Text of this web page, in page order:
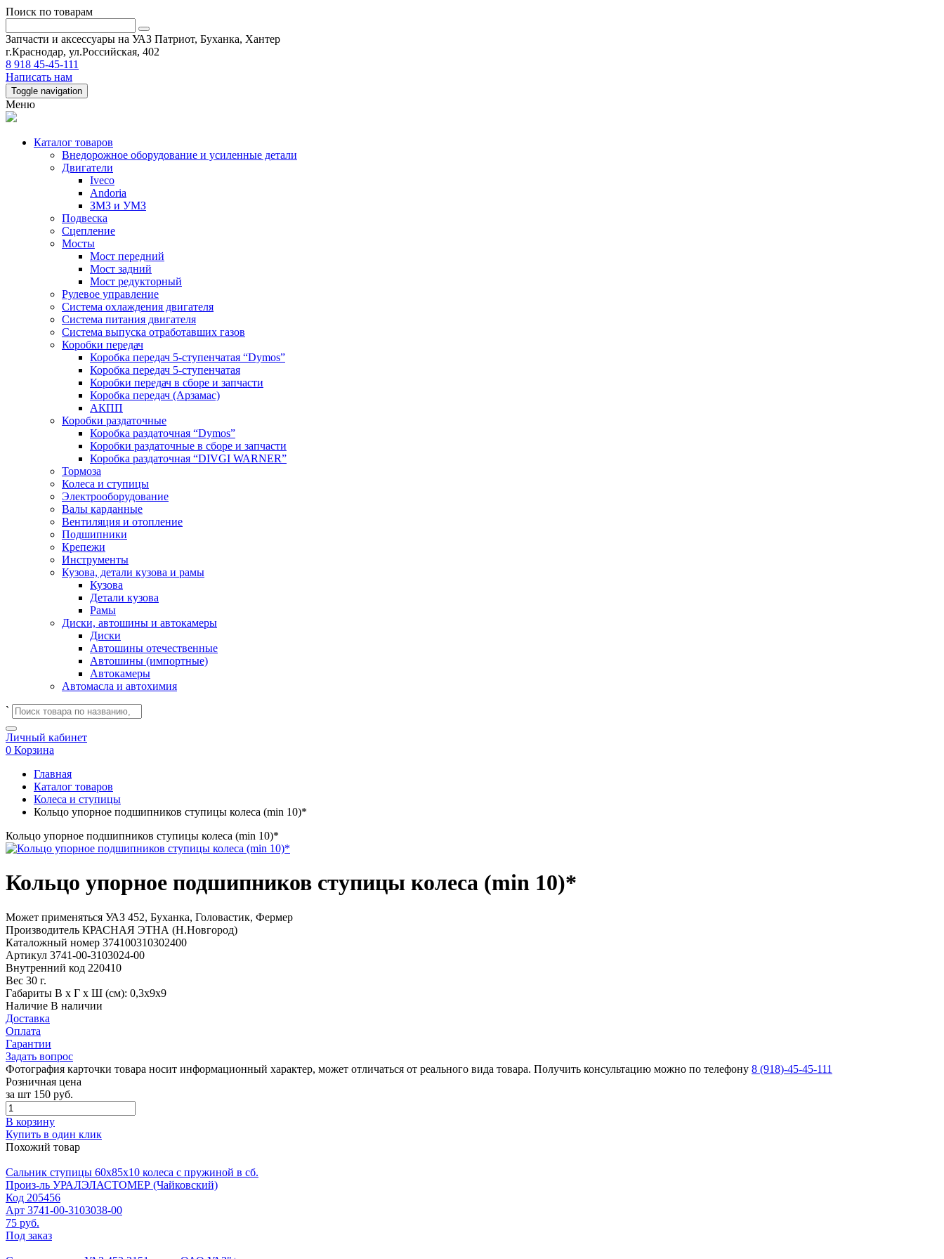
Поиск по товарам
Запчасти и аксессуары на УАЗ Патриот, Буханка, Хантер
г.Краснодар, ул.Российская, 402
8 918 45-45-111
Написать нам
Toggle navigation
Меню
Каталог товаров
Внедорожное оборудование и усиленные детали
Двигатели
Iveco
Andoria
ЗМЗ и УМЗ
Подвеска
Сцепление
Мосты
Мост передний
Мост задний
Мост редукторный
Рулевое управление
Система охлаждения двигателя
Система питания двигателя
Система выпуска отработавших газов
Коробки передач
Коробка передач 5-ступенчатая “Dymos”
Коробка передач 5-ступенчатая
Коробки передач в сборе и запчасти
Коробка передач (Арзамас)
АКПП
Коробки раздаточные
Коробка раздаточная “Dymos”
Коробки раздаточные в сборе и запчасти
Коробка раздаточная “DIVGI WARNER”
Тормоза
Колеса и ступицы
Электрооборудование
Валы карданные
Вентиляция и отопление
Подшипники
Крепежи
Инструменты
Кузова, детали кузова и рамы
Кузова
Детали кузова
Рамы
Диски, автошины и автокамеры
Диски
Автошины отечественные
Автошины (импортные)
Автокамеры
Автомасла и автохимия
`
Личный кабинет
0 Корзина
Главная
Каталог товаров
Колеса и ступицы
Кольцо упорное подшипников ступицы колеса (min 10)*
Кольцо упорное подшипников ступицы колеса (min 10)*
Кольцо упорное подшипников ступицы колеса (min 10)*
Может применяться УАЗ 452, Буханка, Головастик, Фермер
Производитель КРАСНАЯ ЭТНА (Н.Новгород)
Каталожный номер 374100310302400
Артикул 3741-00-3103024-00
Внутренний код 220410
Вес 30 г.
Габариты В х Г х Ш (см): 0,3х9х9
Наличие В наличии
Доставка
Оплата
Гарантии
Задать вопрос
Фотография карточки товара носит информационный характер, может отличаться от реального вида товара. Получить консультацию можно по телефону 8 (918)-45-45-111
Розничная цена
за шт 150 руб.
В корзину
Купить в один клик
Похожий товар
Сальник ступицы 60х85х10 колеса с пружиной в сб.
Произ-ль УРАЛЭЛАСТОМЕР (Чайковский)
Код 205456
Арт 3741-00-3103038-00
75 руб.
Под заказ